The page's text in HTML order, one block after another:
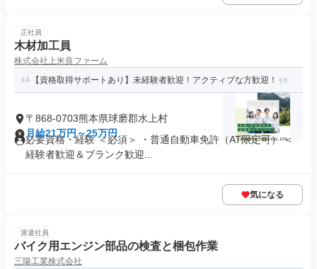
正社員
木材加工員
株式会社上米良ファーム
【資格取得サポートあり】未経験者歓迎！アクティブな方歓迎！
〒868-0703熊本県球磨郡水上村
月給21万円～25万円
必要資格・経験 ＜必須＞ ・普通自動車免許（AT限定可） ＜
経験者歓迎＆ブランク歓迎...
気になる
派遣社員
バイク用エンジン部品の検査と梱包作業
三陽工業株式会社